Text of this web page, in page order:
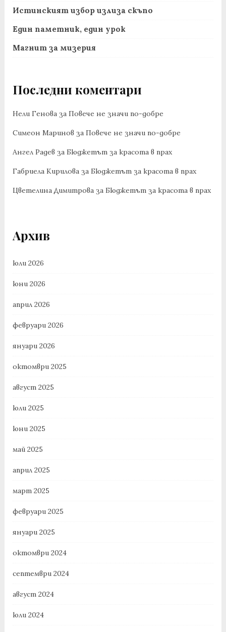
Истинският избор излиза скъпо
Един паметник, един урок
Магнит за мизерия
Последни коментари
Нели Генова за Повече не значи по-добре
Симеон Маринов за Повече не значи по-добре
Ангел Радев за Бюджетът за красота в прах
Габриела Кирилова за Бюджетът за красота в прах
Цветелина Димитрова за Бюджетът за красота в прах
Архив
юли 2026
юни 2026
април 2026
февруари 2026
януари 2026
октомври 2025
август 2025
юли 2025
юни 2025
май 2025
април 2025
март 2025
февруари 2025
януари 2025
октомври 2024
септември 2024
август 2024
юли 2024